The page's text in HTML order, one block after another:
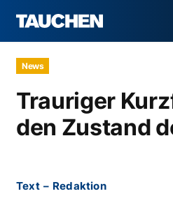
News
Trauriger
den Zustand
Text – Redaktion